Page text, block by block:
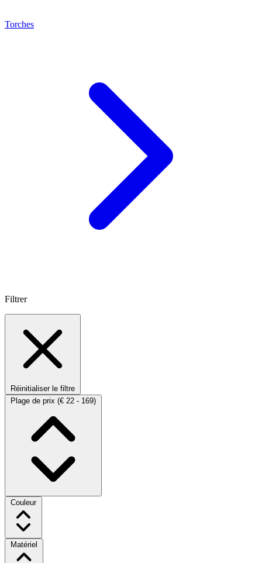
Torches
Filtrer
Réinitialiser le filtre
Plage de prix (€ 22 - 169)
Couleur
Matériel